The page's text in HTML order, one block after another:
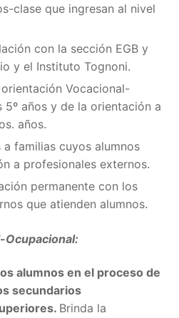
clase que ingresan al nivel
con la sección EGB y
y el Instituto Tognoni.
Vocacional-
5º años y de la orientación a
años.
a familias cuyos alumnos
a profesionales externos.
permanente con los
que atienden alumnos.
Ocupacional:
alumnos en el proceso de
secundarios
Brinda la